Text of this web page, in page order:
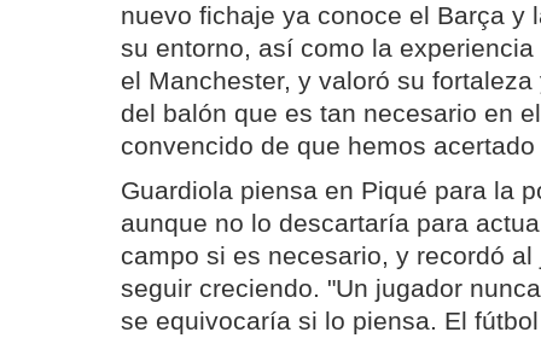
nuevo fichaje ya conoce el Barça y
su entorno, así como la
el Manchester, y valoró su
del balón que es tan necesario en
convencido de que hemos
Guardiola piensa en Piqué para la
aunque no lo descartaría para
campo si es necesario, y recordó
seguir creciendo. "Un jugador
se equivocaría si lo piensa. El